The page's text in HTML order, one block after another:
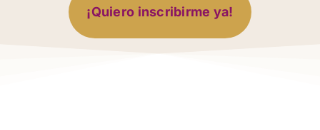
¡Quiero inscribirme ya!